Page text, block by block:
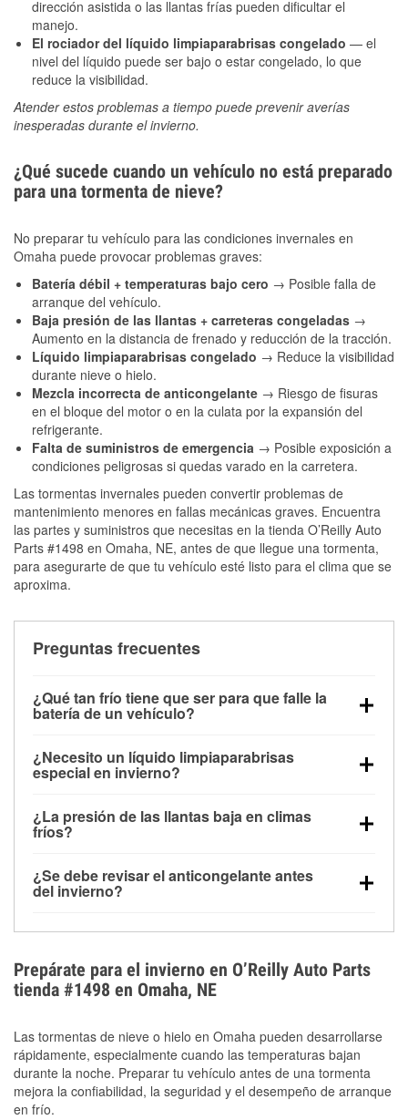
dirección asistida o las llantas frías pueden dificultar el
manejo.
El rociador del líquido limpiaparabrisas congelado — el
nivel del líquido puede ser bajo o estar congelado, lo que
reduce la visibilidad.
Atender estos problemas a tiempo puede prevenir averías
inesperadas durante el invierno.
¿Qué sucede cuando un vehículo no está preparado
para una tormenta de nieve?
No preparar tu vehículo para las condiciones invernales en
Omaha puede provocar problemas graves:
Batería débil + temperaturas bajo cero → Posible falla de
arranque del vehículo.
Baja presión de las llantas + carreteras congeladas →
Aumento en la distancia de frenado y reducción de la tracción.
Líquido limpiaparabrisas congelado → Reduce la visibilidad
durante nieve o hielo.
Mezcla incorrecta de anticongelante → Riesgo de fisuras
en el bloque del motor o en la culata por la expansión del
refrigerante.
Falta de suministros de emergencia → Posible exposición a
condiciones peligrosas si quedas varado en la carretera.
Las tormentas invernales pueden convertir problemas de
mantenimiento menores en fallas mecánicas graves. Encuentra
las partes y suministros que necesitas en la tienda O’Reilly Auto
Parts #1498 en Omaha, NE, antes de que llegue una tormenta,
para asegurarte de que tu vehículo esté listo para el clima que se
aproxima.
Preguntas frecuentes
¿Qué tan frío tiene que ser para que falle la
batería de un vehículo?
debajo de los 32 °F y puede perder hasta la mitad de
su potencia de arranque cerca de los 0 °F, lo que
arranque.
¿Necesito un líquido limpiaparabrisas
especial en invierno?
la congelación y ayuda a disolver la sal y la nieve
derretida en la carretera para mejorar la visibilidad.
¿La presión de las llantas baja en climas
fríos?
alrededor de 1 PSI por cada 10 °F que baja la
temperatura. Puedes obtener más información sobre
¿Se debe revisar el anticongelante antes
del invierno?
el sobrecalentamiento en condiciones de frío
extremo. Aprende cómo comprobar la protección
anticongelante en nuestra sección How-To.
Prepárate para el invierno en O’Reilly Auto Parts
tienda #1498 en Omaha, NE
Las tormentas de nieve o hielo en Omaha pueden desarrollarse
rápidamente, especialmente cuando las temperaturas bajan
durante la noche. Preparar tu vehículo antes de una tormenta
mejora la confiabilidad, la seguridad y el desempeño de arranque
en frío.